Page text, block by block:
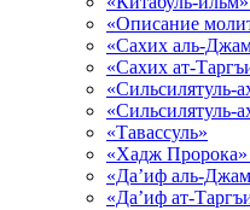
«Описание
«Сахих аль-
«Сахих ат-
«Сильсилятуль-
«Сильсилятуль-
«Тавассуль»
«Хадж
«Да’иф аль-
«Да’иф ат-